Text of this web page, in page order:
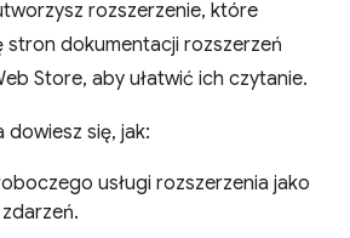
rozszerzenie, które
stron dokumentacji rozszerzeń
Store, aby ułatwić ich czytanie.
się, jak:
usługi rozszerzenia jako